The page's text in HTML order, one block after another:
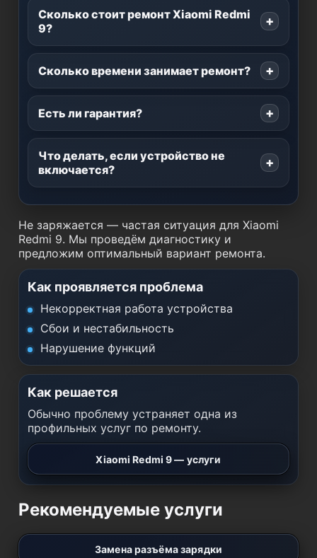
Сколько стоит ремонт Xiaomi Redmi
9?
Сколько времени занимает ремонт?
Есть ли гарантия?
Что делать, если устройство не
включается?
Не заряжается — частая ситуация для Xiaomi
Redmi 9. Мы проведём диагностику и
предложим оптимальный вариант ремонта.
Как проявляется проблема
Некорректная работа устройства
Сбои и нестабильность
Нарушение функций
Как решается
Обычно проблему устраняет одна из
профильных услуг по ремонту.
Xiaomi Redmi 9 — услуги
Рекомендуемые услуги
Замена разъёма зарядки